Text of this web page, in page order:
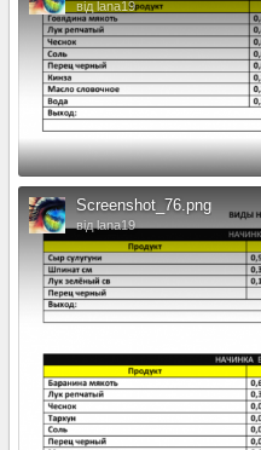
від lana19
Screenshot_76.png
від lana19